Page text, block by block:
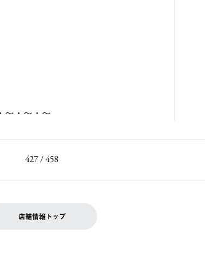
～・～・～
427 / 458
店舗情報トップ